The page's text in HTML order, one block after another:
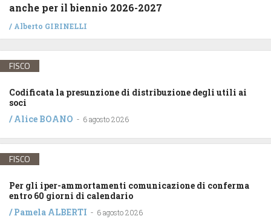
anche per il biennio 2026-2027
/ Alberto GIRINELLI
FISCO
Codificata la presunzione di distribuzione degli utili ai
soci
/Alice BOANO - 6 agosto 2026
FISCO
Per gli iper-ammortamenti comunicazione di conferma
entro 60 giorni di calendario
/Pamela ALBERTI - 6 agosto 2026